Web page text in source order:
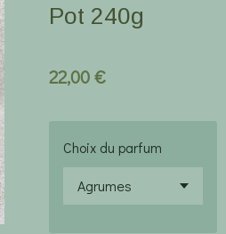
Pot 240g
22,00 €
Choix du parfum